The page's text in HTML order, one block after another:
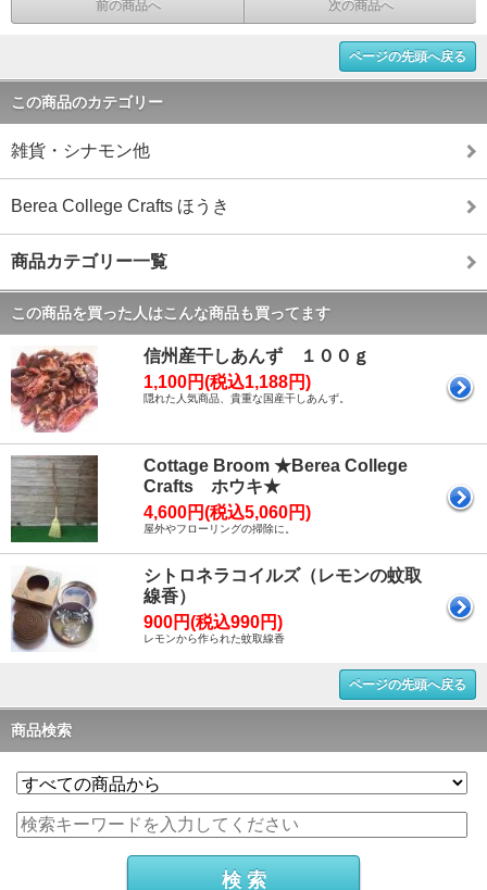
前の商品へ 次の商品へ
ページの先頭へ戻る
この商品のカテゴリー
雑貨・シナモン他
Berea College Crafts ほうき
商品カテゴリー一覧
この商品を買った人はこんな商品も買ってます
信州産干しあんず １００ｇ
1,100円(税込1,188円)
隠れた人気商品、貴重な国産干しあんず。
Cottage Broom ★Berea College
Crafts ホウキ★
4,600円(税込5,060円)
屋外やフローリングの掃除に。
シトロネラコイルズ（レモンの蚊取
線香）
900円(税込990円)
レモンから作られた蚊取線香
ページの先頭へ戻る
商品検索